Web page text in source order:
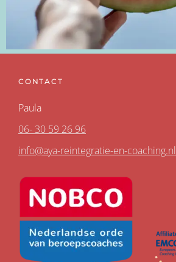
CONTACT
Paula
06- 30 59 26 96
info@aya-reintegratie-en-coaching.nl